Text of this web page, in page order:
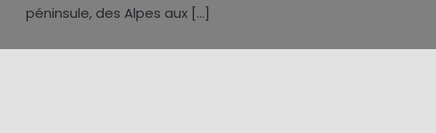
péninsule, des Alpes aux [...]